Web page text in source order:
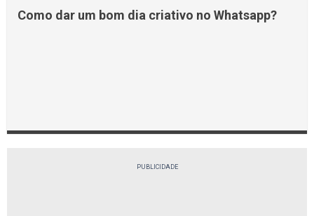
Como dar um bom dia criativo no Whatsapp?
PUBLICIDADE